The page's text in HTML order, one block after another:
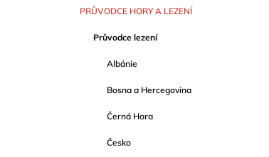
kategorie
APRŮVODCE HORY A LEZENÍ
Průvodce lezení
Albánie
Bosna a Hercegovina
Černá Hora
Česko